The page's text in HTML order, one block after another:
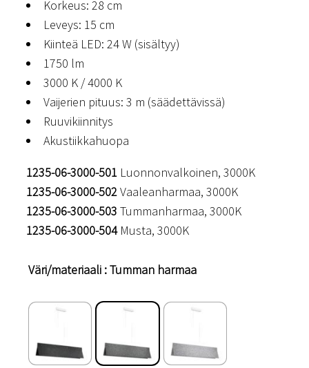
Korkeus: 28 cm
Leveys: 15 cm
Kiinteä LED: 24 W (sisältyy)
1750 lm
3000 K / 4000 K
Vaijerien pituus: 3 m (säädettävissä)
Ruuvikiinnitys
Akustiikkahuopa
1235-06-3000-501 Luonnonvalkoinen, 3000K
1235-06-3000-502Vaaleanharmaa, 3000K
1235-06-3000-503 Tummanharmaa, 3000K
1235-06-3000-504Musta, 3000K
Väri/materiaali : Tumman harmaa